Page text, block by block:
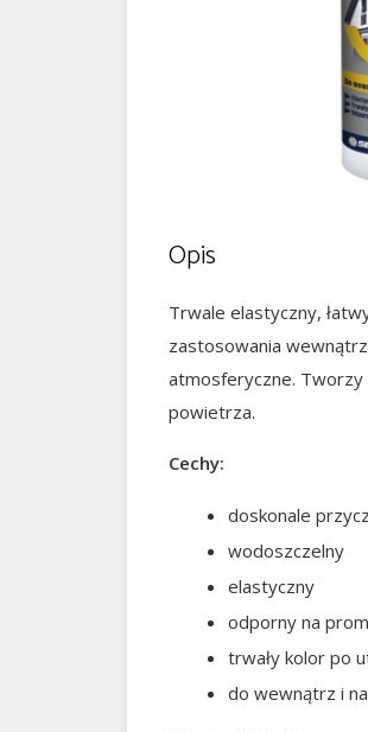
Opis
Trwale elastyczny,
zastosowania
atmosferyczne. Tworzy
powietrza.
Cechy:
doskonale
wodoszczelny
elastyczny
odporny na
trwały kolor po
do wewnątrz i